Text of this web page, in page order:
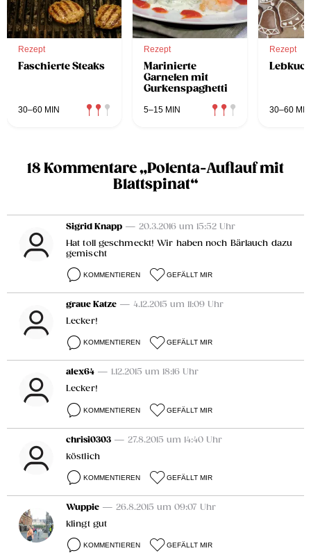
Rezept
Faschierte Steaks
30–60 MIN
Rezept
Marinierte
Garnelen mit
Gurkenspaghetti
5–15 MIN
Rezept
30–60 MIN
18 Kommentare „Polenta-Auflauf mit
Blattspinat“
Sigrid Knapp — 20.3.2016 um 15:52 Uhr
Hat toll geschmeckt! Wir haben noch Bärlauch dazu
gemischt
KOMMENTIEREN GEFÄLLT MIR
graue Katze — 4.12.2015 um 11:09 Uhr
Lecker!
KOMMENTIEREN GEFÄLLT MIR
alex64 — 1.12.2015 um 18:16 Uhr
Lecker!
KOMMENTIEREN GEFÄLLT MIR
chrisi0303 — 27.8.2015 um 14:40 Uhr
köstlich
KOMMENTIEREN GEFÄLLT MIR
Wuppie — 26.8.2015 um 09:07 Uhr
klingt gut
KOMMENTIEREN GEFÄLLT MIR